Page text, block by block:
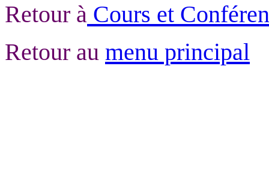
Retour à Cours et
Retour au menu principal